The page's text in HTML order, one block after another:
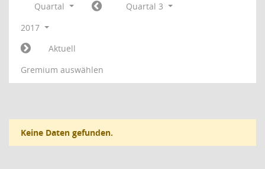
Quartal
Quartal 3
2017
Aktuell
Gremium auswählen
Keine Daten gefunden.